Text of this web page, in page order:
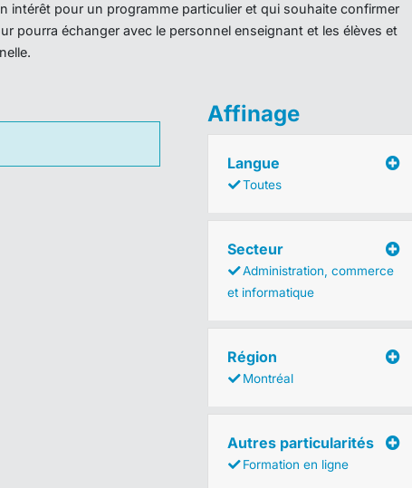
intérêt pour un programme particulier et qui souhaite confirmer
pourra échanger avec le personnel enseignant et les élèves et
Affinage
Langue
Toutes
Secteur
Administration, commerce
et informatique
Région
Montréal
Autres particularités
Formation en ligne